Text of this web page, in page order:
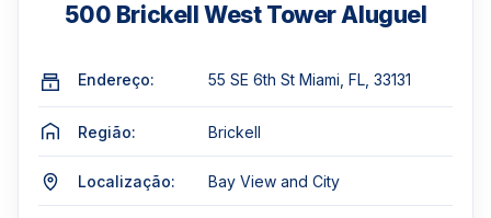
500 Brickell West Tower Aluguel
Endereço: 55 SE 6th St Miami, FL, 33131
Região: Brickell
Localização: Bay View and City